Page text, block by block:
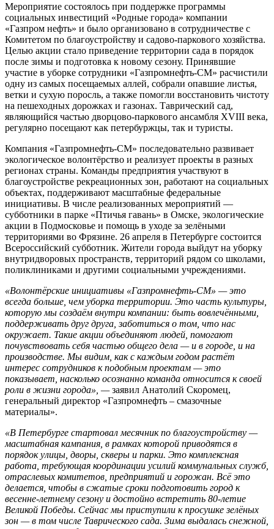
Мероприятие состоялось при поддержке программы
социальных инвестиций «Родные города» компании
«Газпром нефть» и было организовано в сотрудничестве с
Комитетом по благоустройству и садово-паркового хозяйства.
Целью акции стало приведение территории сада в порядок
после зимы и подготовка к новому сезону. Принявшие
участие в уборке сотрудники «Газпромнефть-СМ» расчистили
одну из самых посещаемых аллей, собрали опавшие листья,
ветки и сухую поросль, а также помогли восстановить чистоту
на пешеходных дорожках и газонах. Таврический сад,
являющийся частью дворцово-паркового ансамбля XVIII века,
регулярно посещают как петербуржцы, так и туристы.
Компания «Газпромнефть-СМ» последовательно развивает
экологическое волонтёрство и реализует проекты в разных
регионах страны. Команды предприятия участвуют в
благоустройстве рекреационных зон, работают на социальных
объектах, поддерживают масштабные федеральные
инициативы. В числе реализованных мероприятий —
субботники в парке «Птичья гавань» в Омске, экологические
акции в Подмосковье и помощь в уходе за зелёными
территориями во Фрязине. 26 апреля в Петербурге состоится
Всероссийский субботник. Жители города выйдут на уборку
внутридворовых пространств, территорий рядом со школами,
поликлиниками и другими социальными учреждениями.
«Волонтёрские инициативы «Газпромнефть-СМ» — это
всегда больше, чем уборка территории. Это часть культуры,
которую мы создаём внутри компании: быть вовлечёнными,
поддерживать друг друга, заботиться о том, что нас
окружает. Такие акции объединяют людей, помогают
почувствовать себя частью общего дела — и в городе, и на
производстве. Мы видим, как с каждым годом растёт
интерес сотрудников к подобным проектам — это
показывает, насколько осознанно команда относится к своей
роли в жизни города», —заявил Анатолий Скоромец,
генеральный директор «Газпромнефть – смазочные
материалы».
«В Петербурге стартовал месячник по благоустройству —
масштабная кампания, в рамках которой приводятся в
порядок улицы, дворы, скверы и парки. Это комплексная
работа, требующая координации усилий коммунальных служб,
отраслевых комитетов, предприятий и горожан. Всё это
делается, чтобы в сжатые сроки подготовить город к
весенне-летнему сезону и достойно встретить 80-летие
Великой Победы. Сейчас мы приступили к просушке зелёных
зон — в том числе Таврического сада. Зима выдалась снежной,